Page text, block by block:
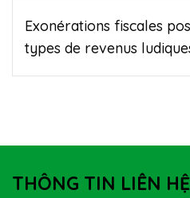
Exonérations fiscales
types de revenus
THÔNG TIN LIÊN HỆ